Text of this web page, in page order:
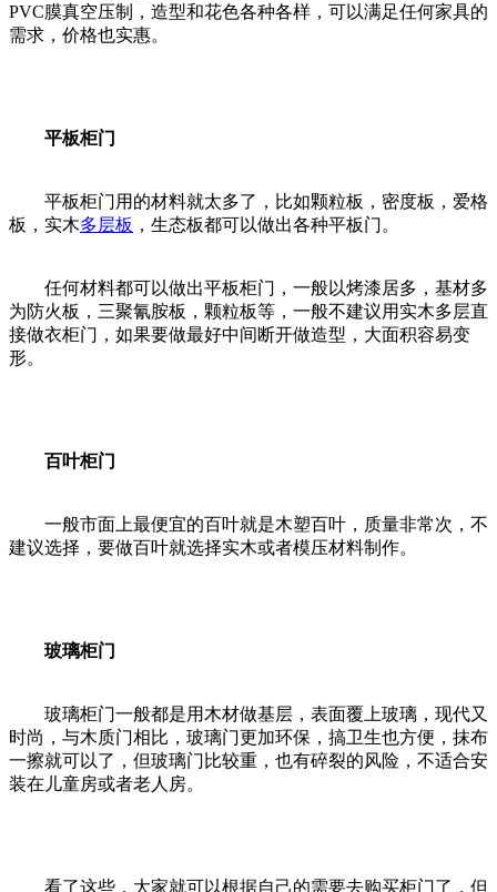
PVC膜真空压制，造型和花色各种各样，可以满足任何家具的
需求，价格也实惠。
平板柜门
平板柜门用的材料就太多了，比如颗粒板，密度板，爱格
板，实木多层板 ，生态板都可以做出各种平板门。
任何材料都可以做出平板柜门，一般以烤漆居多，基材多
为防火板，三聚氰胺板，颗粒板等，一般不建议用实木多层直
接做衣柜门，如果要做最好中间断开做造型，大面积容易变
形。
百叶柜门
一般市面上最便宜的百叶就是木塑百叶，质量非常次，不
建议选择，要做百叶就选择实木或者模压材料制作。
玻璃柜门
玻璃柜门一般都是用木材做基层，表面覆上玻璃，现代又
时尚，与木质门相比，玻璃门更加环保，搞卫生也方便，抹布
一擦就可以了，但玻璃门比较重，也有碎裂的风险，不适合安
装在儿童房或者老人房。
看了这些，大家就可以根据自己的需要去购买柜门了，但